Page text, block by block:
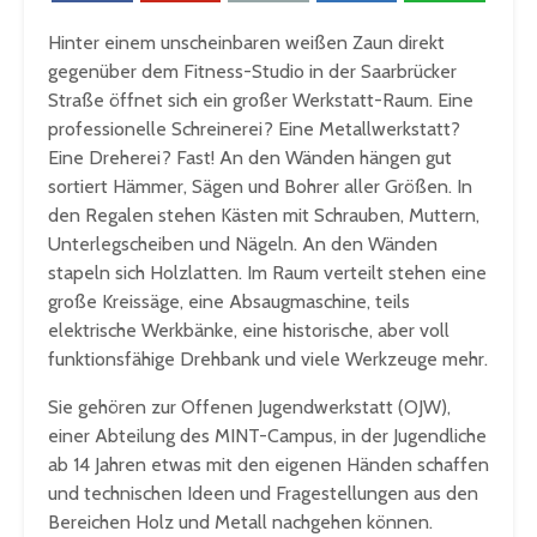
Hinter einem unscheinbaren weißen Zaun direkt
gegenüber dem Fitness-Studio in der Saarbrücker
Straße öffnet sich ein großer Werkstatt-Raum. Eine
professionelle Schreinerei? Eine Metallwerkstatt?
Eine Dreherei? Fast! An den Wänden hängen gut
sortiert Hämmer, Sägen und Bohrer aller Größen. In
den Regalen stehen Kästen mit Schrauben, Muttern,
Unterlegscheiben und Nägeln. An den Wänden
stapeln sich Holzlatten. Im Raum verteilt stehen eine
große Kreissäge, eine Absaugmaschine, teils
elektrische Werkbänke, eine historische, aber voll
funktionsfähige Drehbank und viele Werkzeuge mehr.
Sie gehören zur Offenen Jugendwerkstatt (OJW),
einer Abteilung des MINT-Campus, in der Jugendliche
ab 14 Jahren etwas mit den eigenen Händen schaffen
und technischen Ideen und Fragestellungen aus den
Bereichen Holz und Metall nachgehen können.